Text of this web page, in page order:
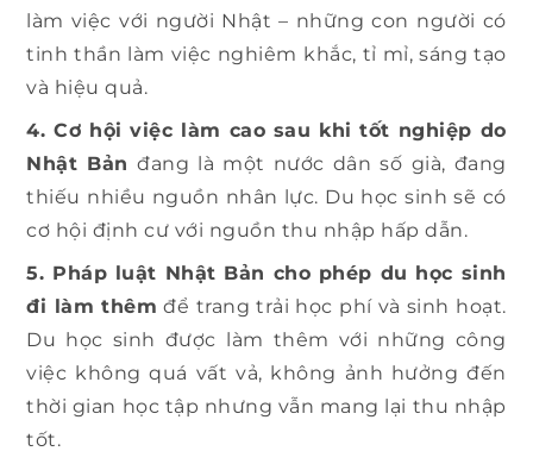
làm việc với người Nhật – những con người có
tinh thần làm việc nghiêm khắc, tỉ mỉ, sáng tạo
và hiệu quả.
4. Cơ hội việc làm cao sau khi tốt nghiệp do
Nhật Bản đang là một nước dân số già, đang
thiếu nhiều nguồn nhân lực. Du học sinh sẽ có
cơ hội định cư với nguồn thu nhập hấp dẫn.
5. Pháp luật Nhật Bản cho phép du học sinh
đi làm thêm để trang trải học phí và sinh hoạt.
Du học sinh được làm thêm với những công
việc không quá vất vả, không ảnh hưởng đến
thời gian học tập nhưng vẫn mang lại thu nhập
tốt.